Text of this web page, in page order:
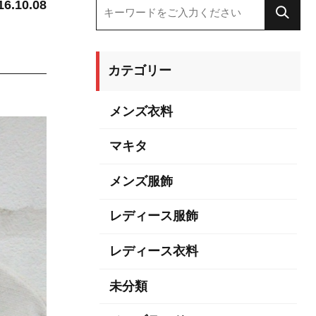
カテゴリー
メンズ衣料
マキタ
メンズ服飾
レディース服飾
レディース衣料
未分類